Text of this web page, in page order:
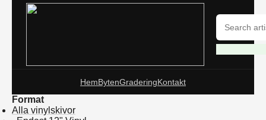
HemBytenGraderingKontakt
Format
Alla vinylskivor